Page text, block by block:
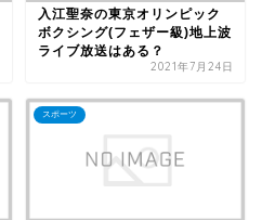
入江聖奈の東京オリンピック
ボクシング(フェザー級)地上波
ライブ放送はある？
2021年7月24日
スポーツ